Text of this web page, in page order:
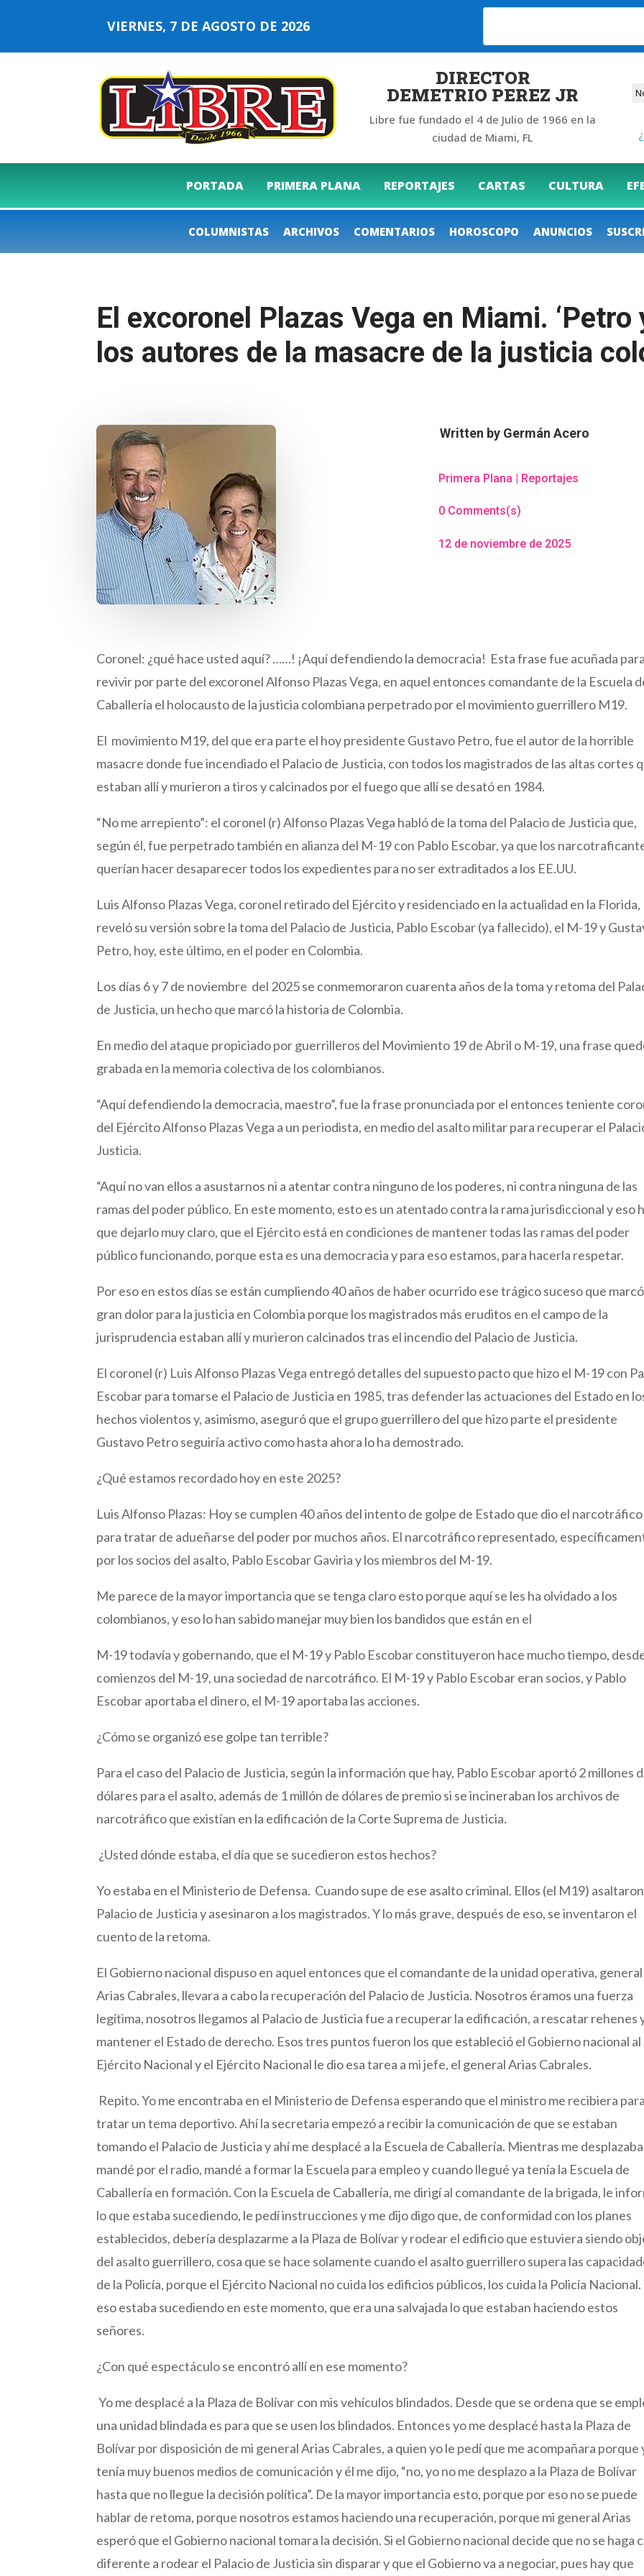
VIERNES, 7 DE AGOSTO DE 2026
DIRECTOR
DEMETRIO PEREZ JR
Libre fue fundado el 4 de Julio de 1966 en la
ciudad de Miami, FL
PORTADA PRIMERA PLANA REPORTAJES CARTAS CULTURA
COLUMNISTAS ARCHIVOS COMENTARIOS HOROSCOPO ANUNCIOS
El excoronel Plazas Vega en Miami.
los autores de la masacre de la justicia
Written by Germán Acero
Primera Plana | Reportajes
0 Comments(s)
12 de noviembre de 2025
Coronel: ¿qué hace usted aquí? ……! ¡Aquí defendiendo la democracia! Esta frase fue acuñada para
revivir por parte del excoronel Alfonso Plazas Vega, en aquel entonces comandante de la Escuela
Caballería el holocausto de la justicia colombiana perpetrado por el movimiento guerrillero M19.
El movimiento M19, del que era parte el hoy presidente Gustavo Petro, fue el autor de la horrible
masacre donde fue incendiado el Palacio de Justicia, con todos los magistrados de las altas cortes
estaban allí y murieron a tiros y calcinados por el fuego que allí se desató en 1984.
“No me arrepiento”: el coronel (r) Alfonso Plazas Vega habló de la toma del Palacio de Justicia que,
según él, fue perpetrado también en alianza del M-19 con Pablo Escobar, ya que los
querían hacer desaparecer todos los expedientes para no ser extraditados a los EE.UU.
Luis Alfonso Plazas Vega, coronel retirado del Ejército y residenciado en la actualidad en la Florida,
reveló su versión sobre la toma del Palacio de Justicia, Pablo Escobar (ya fallecido), el M-19 y
Petro, hoy, este último, en el poder en Colombia.
Los días 6 y 7 de noviembre del 2025 se conmemoraron cuarenta años de la toma y retoma del
de Justicia, un hecho que marcó la historia de Colombia.
En medio del ataque propiciado por guerrilleros del Movimiento 19 de Abril o M-19, una frase
grabada en la memoria colectiva de los colombianos.
“Aquí defendiendo la democracia, maestro”, fue la frase pronunciada por el entonces teniente
del Ejército Alfonso Plazas Vega a un periodista, en medio del asalto militar para recuperar el
Justicia.
“Aquí no van ellos a asustarnos ni a atentar contra ninguno de los poderes, ni contra ninguna de las
ramas del poder público. En este momento, esto es un atentado contra la rama jurisdiccional y eso
que dejarlo muy claro, que el Ejército está en condiciones de mantener todas las ramas del poder
público funcionando, porque esta es una democracia y para eso estamos, para hacerla respetar.
Por eso en estos días se están cumpliendo 40 años de haber ocurrido ese trágico suceso que
gran dolor para la justicia en Colombia porque los magistrados más eruditos en el campo de la
jurisprudencia estaban allí y murieron calcinados tras el incendio del Palacio de Justicia.
El coronel (r) Luis Alfonso Plazas Vega entregó detalles del supuesto pacto que hizo el M-19 con
Escobar para tomarse el Palacio de Justicia en 1985, tras defender las actuaciones del Estado en
hechos violentos y, asimismo, aseguró que el grupo guerrillero del que hizo parte el presidente
Gustavo Petro seguiría activo como hasta ahora lo ha demostrado.
¿Qué estamos recordado hoy en este 2025?
Luis Alfonso Plazas: Hoy se cumplen 40 años del intento de golpe de Estado que dio el narcotráfico
para tratar de adueñarse del poder por muchos años. El narcotráfico representado,
por los socios del asalto, Pablo Escobar Gaviria y los miembros del M-19.
Me parece de la mayor importancia que se tenga claro esto porque aquí se les ha olvidado a los
colombianos, y eso lo han sabido manejar muy bien los bandidos que están en el
M-19 todavía y gobernando, que el M-19 y Pablo Escobar constituyeron hace mucho tiempo,
comienzos del M-19, una sociedad de narcotráfico. El M-19 y Pablo Escobar eran socios, y Pablo
Escobar aportaba el dinero, el M-19 aportaba las acciones.
¿Cómo se organizó ese golpe tan terrible?
Para el caso del Palacio de Justicia, según la información que hay, Pablo Escobar aportó 2 millones
dólares para el asalto, además de 1 millón de dólares de premio si se incineraban los archivos de
narcotráfico que existían en la edificación de la Corte Suprema de Justicia.
¿Usted dónde estaba, el día que se sucedieron estos hechos?
Yo estaba en el Ministerio de Defensa. Cuando supe de ese asalto criminal. Ellos (el M19)
Palacio de Justicia y asesinaron a los magistrados. Y lo más grave, después de eso, se inventaron el
cuento de la retoma.
El Gobierno nacional dispuso en aquel entonces que el comandante de la unidad operativa, general
Arias Cabrales, llevara a cabo la recuperación del Palacio de Justicia. Nosotros éramos una fuerza
legítima, nosotros llegamos al Palacio de Justicia fue a recuperar la edificación, a rescatar rehenes
mantener el Estado de derecho. Esos tres puntos fueron los que estableció el Gobierno nacional al
Ejército Nacional y el Ejército Nacional le dio esa tarea a mi jefe, el general Arias Cabrales.
Repito. Yo me encontraba en el Ministerio de Defensa esperando que el ministro me recibiera para
tratar un tema deportivo. Ahí la secretaria empezó a recibir la comunicación de que se estaban
tomando el Palacio de Justicia y ahí me desplacé a la Escuela de Caballería. Mientras me
mandé por el radio, mandé a formar la Escuela para empleo y cuando llegué ya tenía la Escuela de
Caballería en formación. Con la Escuela de Caballería, me dirigí al comandante de la brigada, le
lo que estaba sucediendo, le pedí instrucciones y me dijo digo que, de conformidad con los planes
establecidos, debería desplazarme a la Plaza de Bolívar y rodear el edificio que estuviera siendo
del asalto guerrillero, cosa que se hace solamente cuando el asalto guerrillero supera las
de la Policía, porque el Ejército Nacional no cuida los edificios públicos, los cuida la Policía Nacional.
eso estaba sucediendo en este momento, que era una salvajada lo que estaban haciendo estos
señores.
¿Con qué espectáculo se encontró allí en ese momento?
Yo me desplacé a la Plaza de Bolívar con mis vehículos blindados. Desde que se ordena que se
una unidad blindada es para que se usen los blindados. Entonces yo me desplacé hasta la Plaza de
Bolívar por disposición de mi general Arias Cabrales, a quien yo le pedí que me acompañara porque
tenía muy buenos medios de comunicación y él me dijo, “no, yo no me desplazo a la Plaza de Bolívar
hasta que no llegue la decisión política”. De la mayor importancia esto, porque por eso no se puede
hablar de retoma, porque nosotros estamos haciendo una recuperación, porque mi general Arias
esperó que el Gobierno nacional tomara la decisión. Si el Gobierno nacional decide que no se haga
diferente a rodear el Palacio de Justicia sin disparar y que el Gobierno va a negociar, pues hay que